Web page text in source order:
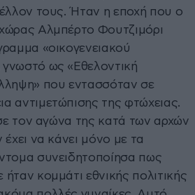
τους. Ήταν η εποχή που ο
Αλμπέρτο Φουτζιμόρι
«οικογενειακού
ως «Εθελοντική
που εντασσόταν σε
αντιμετώπισης της φτώχειας.
τον αγώνα της κατά των αρχών
να κάνει μόνο με τα
συνειδητοποίησα πως
κομμάτι εθνικής πολιτικής